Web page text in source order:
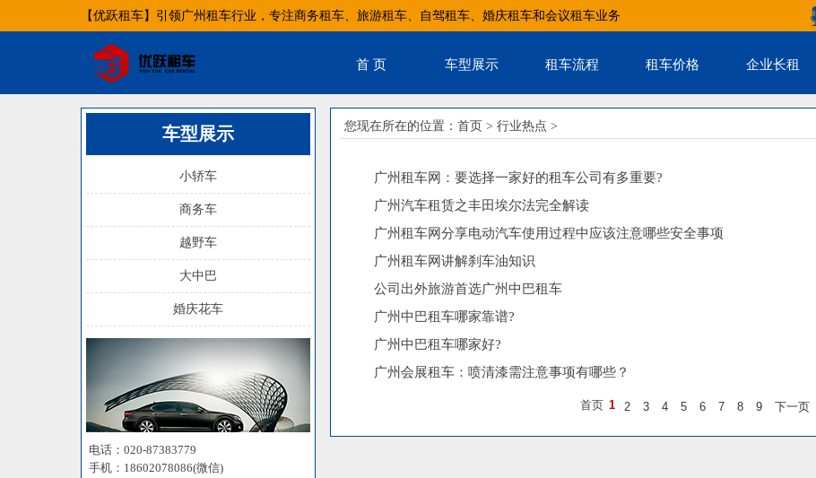
【优跃租车】引领广州租车行业，专注商务租车、旅游租车、自驾租车、婚庆租车和会议租车业务
首 页 车型展示 租车流程 租车价格 企业长租
车型展示
小轿车
商务车
越野车
大中巴
婚庆花车
电话：020-87383779
手机：18602078086(微信)
您现在所在的位置： 首页 > 行业热点 >
广州租车网：要选择一家好的租车公司有多重要?
广州汽车租赁之丰田埃尔法完全解读
广州租车网分享电动汽车使用过程中应该注意哪些安全事项
广州租车网讲解刹车油知识
公司出外旅游首选广州中巴租车
广州中巴租车哪家靠谱?
广州中巴租车哪家好?
广州会展租车：喷清漆需注意事项有哪些？
首页 1 2 3 4 5 6 7 8 9 下一页